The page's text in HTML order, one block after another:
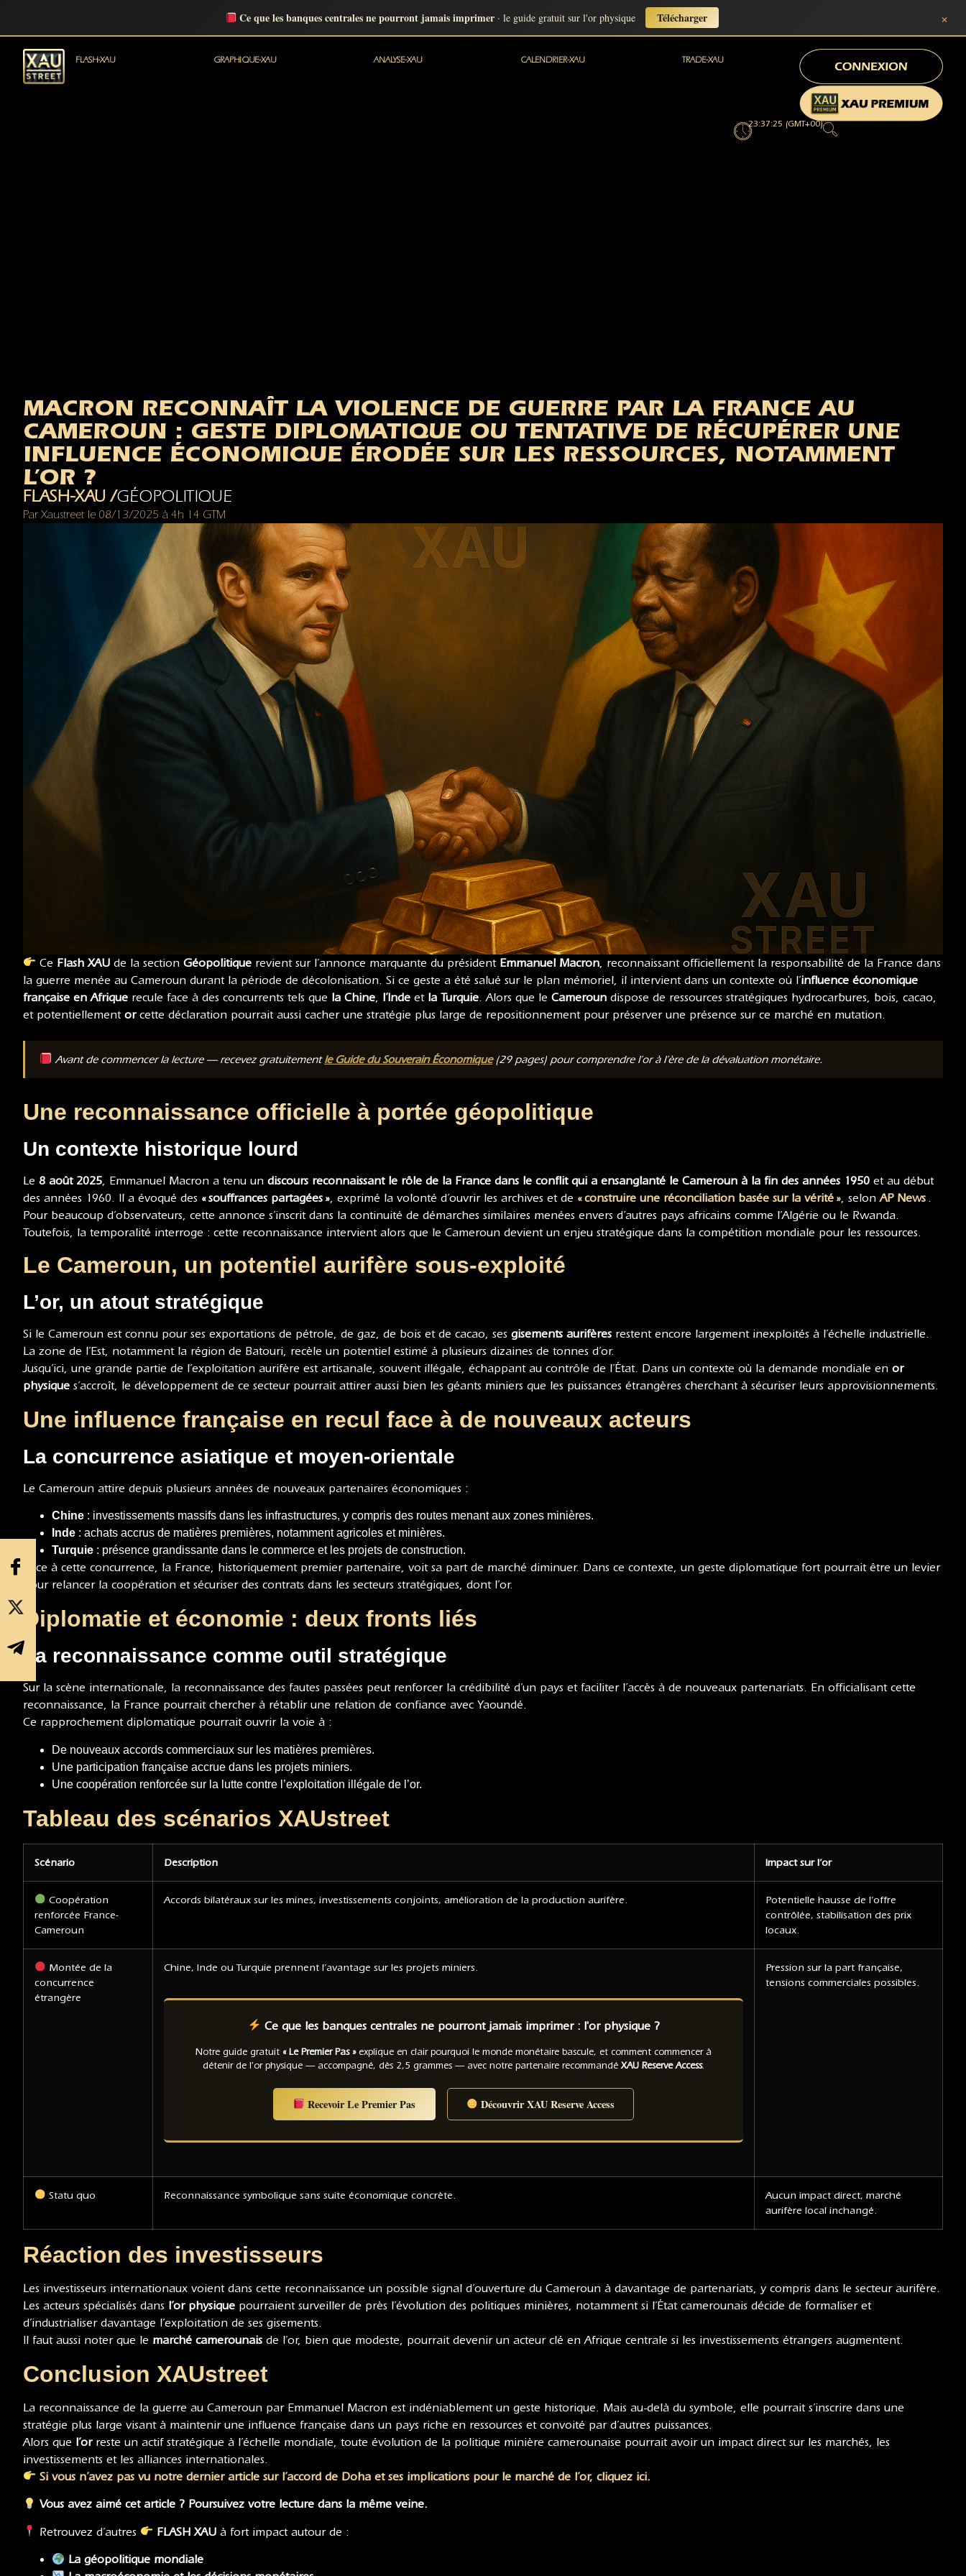
Ce que les banques centrales ne pourront jamais imprimer · le guide gratuit sur l'or physique Télécharger ×
FLASH-XAU GRAPHIQUE-XAU ANALYSE-XAU CALENDRIER-XAU TRADE-XAU
23:37:27 (GMT+00)
MACRON RECONNAÎT LA VIOLENCE DE GUERRE PAR LA FRANCE AU
CAMEROUN : GESTE DIPLOMATIQUE OU TENTATIVE DE RÉCUPÉRER UNE
INFLUENCE ÉCONOMIQUE ÉRODÉE SUR LES RESSOURCES, NOTAMMENT
L’OR ?
FLASH-XAU /GÉOPOLITIQUE
Par Xaustreet le 08/13/2025 à 4h 14 GTM
Ce Flash XAU de la sectionGéopolitique revient sur l’annonce marquante du président Emmanuel Macron, reconnaissant officiellement la responsabilité de la France dans
la guerre menée au Cameroun durant la période de décolonisation. Si ce geste a été salué sur le plan mémoriel, il intervient dans un contexte où l’influence économique
française en Afrique recule face à des concurrents tels que la Chine, l’Inde et la Turquie. Alors que le Cameroun dispose de ressources stratégiques hydrocarbures, bois, cacao,
et potentiellement orcette déclaration pourrait aussi cacher une stratégie plus large de repositionnement pour préserver une présence sur ce marché en mutation.
Avant de commencer la lecture — recevez gratuitementle Guide du Souverain Économique(29 pages) pour comprendre l’or à l’ère de la dévaluation monétaire.
Une reconnaissance officielle à portée géopolitique
Un contexte historique lourd
Le 8 août 2025, Emmanuel Macron a tenu un discours reconnaissant le rôle de la France dans le conflit qui a ensanglanté le Cameroun à la fin des années 1950 et au début
des années 1960. Il a évoqué des « souffrances partagées », exprimé la volonté d’ouvrir les archives et de « construire une réconciliation basée sur la vérité », selonAP News .
Pour beaucoup d’observateurs, cette annonce s’inscrit dans la continuité de démarches similaires menées envers d’autres pays africains comme l’Algérie ou le Rwanda.
Toutefois, la temporalité interroge : cette reconnaissance intervient alors que le Cameroun devient un enjeu stratégique dans la compétition mondiale pour les ressources.
Le Cameroun, un potentiel aurifère sous-exploité
L’or, un atout stratégique
Si le Cameroun est connu pour ses exportations de pétrole, de gaz, de bois et de cacao, ses gisements aurifères restent encore largement inexploités à l’échelle industrielle.
La zone de l’Est, notamment la région de Batouri, recèle un potentiel estimé à plusieurs dizaines de tonnes d’or.
Jusqu’ici, une grande partie de l’exploitation aurifère est artisanale, souvent illégale, échappant au contrôle de l’État. Dans un contexte où la demande mondiale en or
physique s’accroît, le développement de ce secteur pourrait attirer aussi bien les géants miniers que les puissances étrangères cherchant à sécuriser leurs approvisionnements.
Une influence française en recul face à de nouveaux acteurs
La concurrence asiatique et moyen-orientale
Le Cameroun attire depuis plusieurs années de nouveaux partenaires économiques :
Chine : investissements massifs dans les infrastructures, y compris des routes menant aux zones minières.
Inde : achats accrus de matières premières, notamment agricoles et minières.
Turquie : présence grandissante dans le commerce et les projets de construction.
Face à cette concurrence, la France, historiquement premier partenaire, voit sa part de marché diminuer. Dans ce contexte, un geste diplomatique fort pourrait être un levier
pour relancer la coopération et sécuriser des contrats dans les secteurs stratégiques, dont l’or.
Diplomatie et économie : deux fronts liés
La reconnaissance comme outil stratégique
Sur la scène internationale, la reconnaissance des fautes passées peut renforcer la crédibilité d’un pays et faciliter l’accès à de nouveaux partenariats. En officialisant cette
reconnaissance, la France pourrait chercher à rétablir une relation de confiance avec Yaoundé.
Ce rapprochement diplomatique pourrait ouvrir la voie à :
De nouveaux accords commerciaux sur les matières premières.
Une participation française accrue dans les projets miniers.
Une coopération renforcée sur la lutte contre l’exploitation illégale de l’or.
Tableau des scénarios XAUstreet
Scénario Description Impact sur l’or
Coopération
renforcée France-
Cameroun
Accords bilatéraux sur les mines, investissements conjoints, amélioration de la production aurifère.
Potentielle hausse de l’offre
contrôlée, stabilisation des prix
locaux.
Montée de la
concurrence
étrangère
Chine, Inde ou Turquie prennent l’avantage sur les projets miniers.
Ce que les banques centrales ne pourront jamais imprimer : l'or physique ?
Notre guide gratuit « Le Premier Pas »explique en clair pourquoi le monde monétaire bascule, et comment commencer à
détenir de l'or physique — accompagné, dès 2,5 grammes — avec notre partenaire recommandé XAU Reserve Access.
Recevoir Le Premier Pas Découvrir XAU Reserve Access
Pression sur la part française,
tensions commerciales possibles.
Statu quo Reconnaissance symbolique sans suite économique concrète.
Aucun impact direct, marché
aurifère local inchangé.
Réaction des investisseurs
Les investisseurs internationaux voient dans cette reconnaissance un possible signal d’ouverture du Cameroun à davantage de partenariats, y compris dans le secteur aurifère.
Les acteurs spécialisés dans l’or physique pourraient surveiller de près l’évolution des politiques minières, notamment si l’État camerounais décide de formaliser et
d’industrialiser davantage l’exploitation de ses gisements.
Il faut aussi noter que le marché camerounais de l’or, bien que modeste, pourrait devenir un acteur clé en Afrique centrale si les investissements étrangers augmentent.
Conclusion XAUstreet
La reconnaissance de la guerre au Cameroun par Emmanuel Macron est indéniablement un geste historique. Mais au-delà du symbole, elle pourrait s’inscrire dans une
stratégie plus large visant à maintenir une influence française dans un pays riche en ressources et convoité par d’autres puissances.
Alors que l’orreste un actif stratégique à l’échelle mondiale, toute évolution de la politique minière camerounaise pourrait avoir un impact direct sur les marchés, les
investissements et les alliances internationales.
Si vous n’avez pas vu notre dernier article sur l’accord de Doha et ses implications pour le marché de l’or, cliquez ici.
Vous avez aimé cet article ? Poursuivez votre lecture dans la même veine.
Retrouvez d’autres FLASH XAU à fort impact autour de :
La géopolitique mondiale